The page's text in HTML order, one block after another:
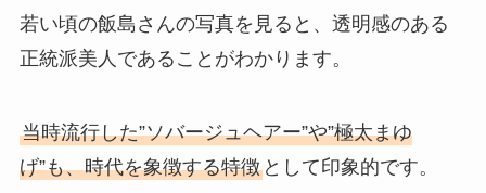
若い頃の飯島さんの写真を見ると、透明感のある
正統派美人であることがわかります。
当時流行した”ソバージュヘアー”や”極太まゆ
げ”も、時代を象徴する特徴として印象的です。